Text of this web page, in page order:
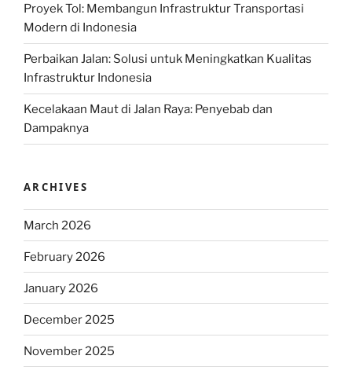
Proyek Tol: Membangun Infrastruktur Transportasi
Modern di Indonesia
Perbaikan Jalan: Solusi untuk Meningkatkan Kualitas
Infrastruktur Indonesia
Kecelakaan Maut di Jalan Raya: Penyebab dan
Dampaknya
ARCHIVES
March 2026
February 2026
January 2026
December 2025
November 2025